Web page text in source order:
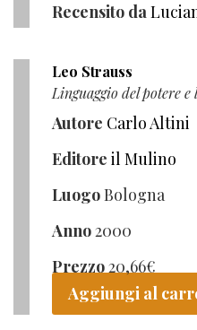
Recensito da
Leo Strauss
Linguaggio del potere
Autore Carlo Altini
Editore il Mulino
LuogoBologna
Anno2000
Prezzo20,66€
Aggiungi al